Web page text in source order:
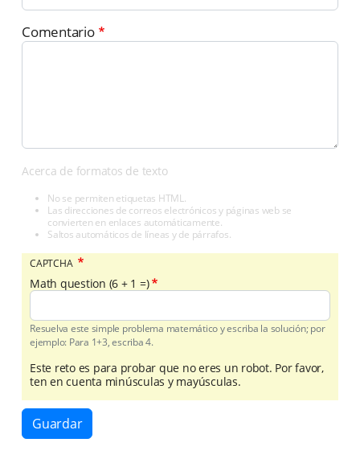
Comentario
Acerca de formatos de texto
No se permiten etiquetas HTML.
Las direcciones de correos electrónicos y páginas web se
convierten en enlaces automáticamente.
Saltos automáticos de líneas y de párrafos.
CAPTCHA
Math question (6 + 1 =)
Resuelva este simple problema matemático y escriba la solución; por
ejemplo: Para 1+3, escriba 4.
Este reto es para probar que no eres un robot. Por favor,
ten en cuenta minúsculas y mayúsculas.
Guardar